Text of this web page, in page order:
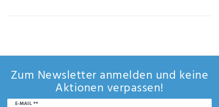
Zum Newsletter anmelden und keine
Aktionen verpassen!
E-MAIL **
Newsletter